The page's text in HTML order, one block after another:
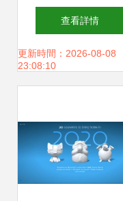
廠 一站式定制海
報、畫冊與宣傳冊
查看詳情
更新時間：2026-08-08
23:08:10